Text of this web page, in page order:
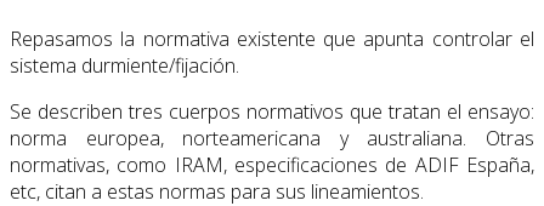
Repasamos la normativa existente que apunta controlar el
sistema durmiente/fijación.
Se describen tres cuerpos normativos que tratan el ensayo:
norma europea, norteamericana y australiana. Otras
normativas, como IRAM, especificaciones de ADIF España,
etc, citan a estas normas para sus lineamientos.